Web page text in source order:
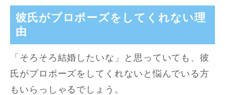
彼氏がプロポーズをしてくれない理
由
「そろそろ結婚したいな」と思っていても、彼
氏がプロポーズをしてくれないと悩んでいる方
もいらっしゃるでしょう。